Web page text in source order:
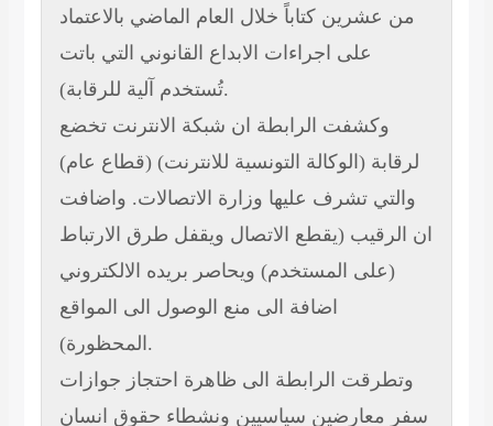
من عشرين كتاباً خلال العام الماضي بالاعتماد
على اجراءات الابداع القانوني التي باتت
تُستخدم آلية للرقابة).
وكشفت الرابطة ان شبكة الانترنت تخضع
لرقابة (الوكالة التونسية للانترنت) (قطاع عام)
والتي تشرف عليها وزارة الاتصالات. واضافت
ان الرقيب (يقطع الاتصال ويقفل طرق الارتباط
(على المستخدم) ويحاصر بريده الالكتروني
اضافة الى منع الوصول الى المواقع
المحظورة).
وتطرقت الرابطة الى ظاهرة احتجاز جوازات
سفر معارضين سياسيين ونشطاء حقوق انسان